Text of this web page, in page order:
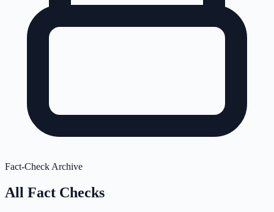
Fact-Check Archive
All Fact Checks